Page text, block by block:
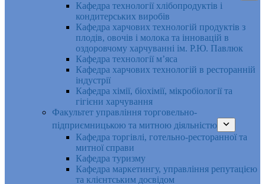
Кафедра технології хлібопродуктів і
кондитерських виробів
Кафедра харчових технологій продуктів з
плодів, овочів і молока та інновацій в
оздоровчому харчуванні ім. Р.Ю. Павлюк
Кафедра технології м’яса
Кафедра харчових технологій в ресторанній
індустрії
Кафедра хімії, біохімії, мікробіології та
гігієни харчування
Факультет управління торговельно-
підприємницькою та митною діяльністю
Кафедра торгівлі, готельно-ресторанної та
митної справи
Кафедра туризму
Кафедра маркетингу, управління репутацією
та клієнтським досвідом